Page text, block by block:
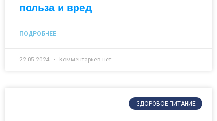
польза и вред
ПОДРОБНЕЕ
22.05.2024 Комментариев нет
ЗДОРОВОЕ ПИТАНИЕ